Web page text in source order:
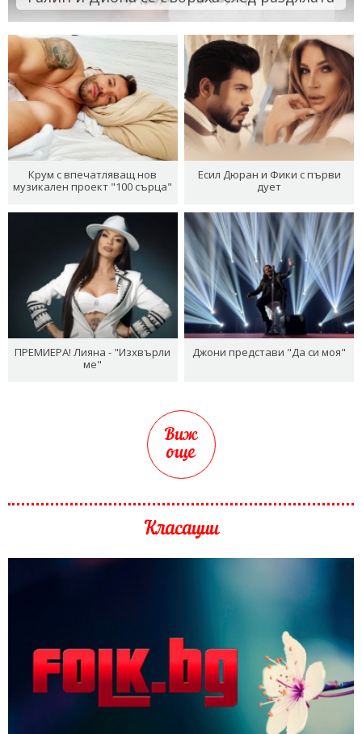
Крум с впечатляващ нов
музикален проект "100 сърца"
Есил Дюран и Фики с първи
дует
ПРЕМИЕРА! Лияна - "Изхвърли
ме"
Джони представи "Да си моя"
Виж
още
Класации